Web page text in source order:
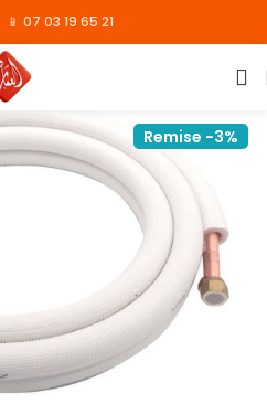
📱 07 03 19 65 21
Remise -3%